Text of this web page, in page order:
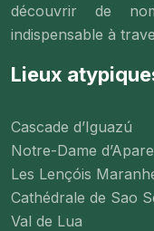
découvrir de
indispensable à
Lieux
Cascade d’Iguazú
Notre-Dame
Les Lençóis
Cathédrale de Sao
Val de Lua